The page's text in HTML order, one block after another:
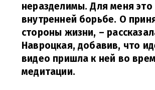
неразделимы. Для меня это
внутренней борьбе. О
стороны жизни, –
Навроцкая, добавив, что
видео пришла к ней во
медитации.